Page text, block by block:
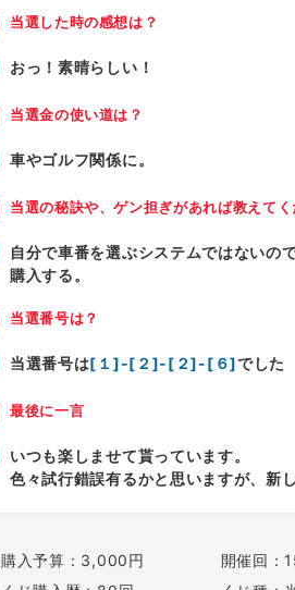
当選した時の感想は？
おっ！素晴らしい！
当選金の使い道は？
車やゴルフ関係に。
当選の秘訣や、ゲン担ぎがあれば教えてく
自分で車番を選ぶシステムではないの
購入する。
当選番号は？
当選番号は[１]-[２]-[２]-[６]でした
最後に一言
いつも楽しませて貰っています。
色々試行錯誤有るかと思いますが、新
購入予算：3,000円
開催回：